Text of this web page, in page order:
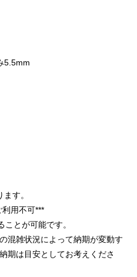
5.5mm
す。
用不可***
とが可能です。
混雑状況によって納期が変動す
期は目安としてお考えくださ